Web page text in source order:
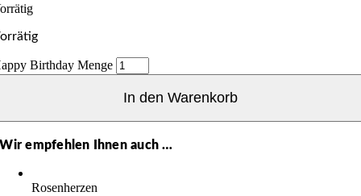
Birthday Menge
In den Warenkorb
Wir empfehlen Ihnen auch …
Rosenherzen